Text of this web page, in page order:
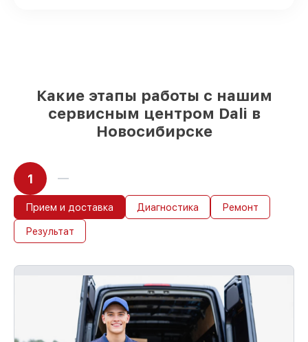
Какие этапы работы с нашим
сервисным центром Dali в
Новосибирске
1
Прием и доставка Диагностика Ремонт
Результат